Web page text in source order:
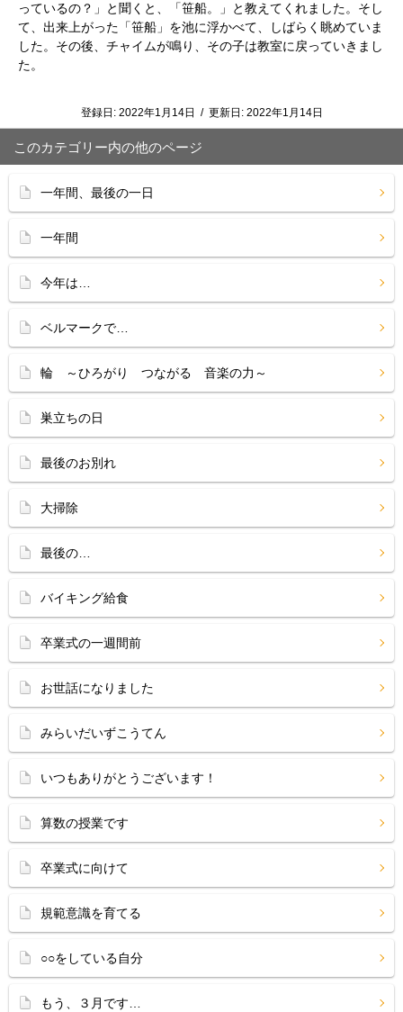
っているの？」と聞くと、「笹船。」と教えてくれました。そし
て、出来上がった「笹船」を池に浮かべて、しばらく眺めていま
した。その後、チャイムが鳴り、その子は教室に戻っていきまし
た。
登録日: 2022年1月14日 / 更新日: 2022年1月14日
このカテゴリー内の他のページ
一年間、最後の一日
一年間
今年は…
ベルマークで…
輪 ～ひろがり つながる 音楽の力～
巣立ちの日
最後のお別れ
大掃除
最後の…
バイキング給食
卒業式の一週間前
お世話になりました
みらいだいずこうてん
いつもありがとうございます！
算数の授業です
卒業式に向けて
規範意識を育てる
○○をしている自分
もう、３月です…